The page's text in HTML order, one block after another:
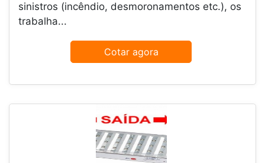
sinistros (incêndio, desmoronamentos etc.), os
trabalha...
Cotar agora